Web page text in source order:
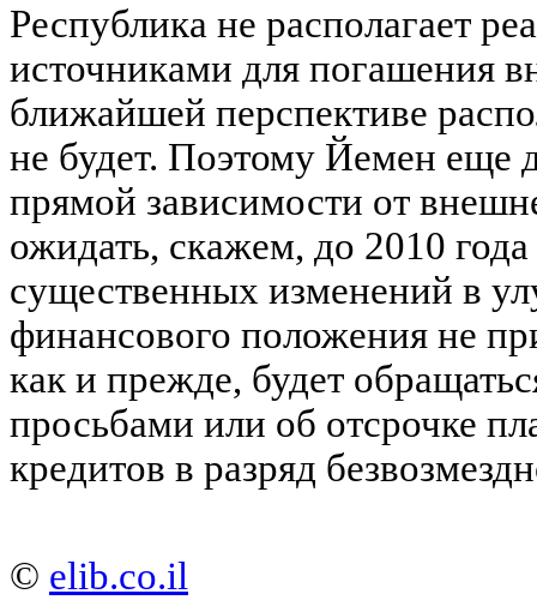
Республика не располагает
источниками для погашения
ближайшей перспективе
не будет. Поэтому Йемен еще
прямой зависимости от
ожидать, скажем, до 2010
существенных изменений в
финансового положения не
как и прежде, будет
просьбами или об отсрочке
кредитов в разряд
© elib.co.il